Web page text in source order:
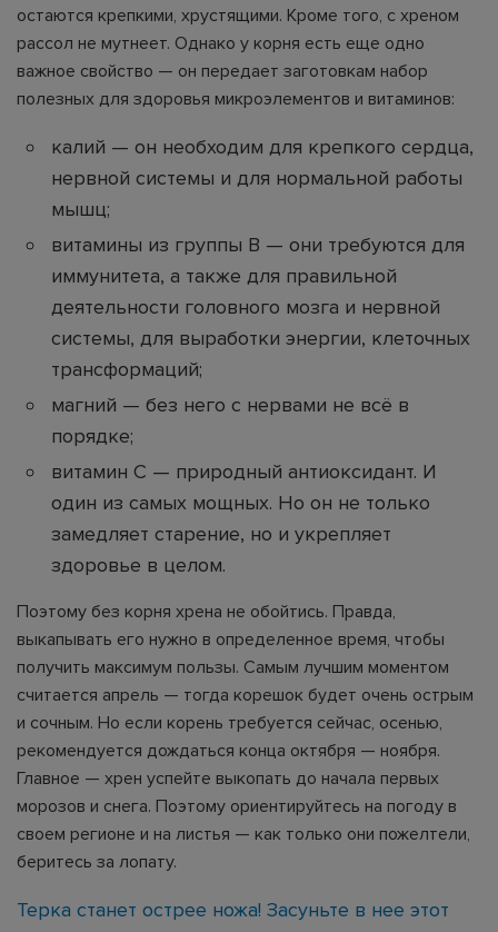
остаются крепкими, хрустящими. Кроме того, с хреном
рассол не мутнеет. Однако у корня есть еще одно
важное свойство — он передает заготовкам набор
полезных для здоровья микроэлементов и витаминов:
калий — он необходим для крепкого сердца,
нервной системы и для нормальной работы
мышц;
витамины из группы В — они требуются для
иммунитета, а также для правильной
деятельности головного мозга и нервной
системы, для выработки энергии, клеточных
трансформаций;
магний — без него с нервами не всё в
порядке;
витамин С — природный антиоксидант. И
один из самых мощных. Но он не только
замедляет старение, но и укрепляет
здоровье в целом.
Поэтому без корня хрена не обойтись. Правда,
выкапывать его нужно в определенное время, чтобы
получить максимум пользы. Самым лучшим моментом
считается апрель — тогда корешок будет очень острым
и сочным. Но если корень требуется сейчас, осенью,
рекомендуется дождаться конца октября — ноября.
Главное — хрен успейте выкопать до начала первых
морозов и снега. Поэтому ориентируйтесь на погоду в
своем регионе и на листья — как только они пожелтели,
беритесь за лопату.
Терка станет острее ножа! Засуньте в нее этот